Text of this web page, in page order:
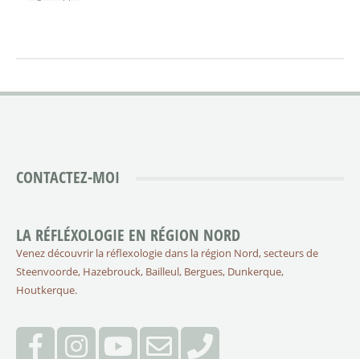
CONTACTEZ-MOI
LA RÉFLÉXOLOGIE EN RÉGION NORD
Venez découvrir la réflexologie dans la région Nord, secteurs de
Steenvoorde, Hazebrouck, Bailleul, Bergues, Dunkerque,
Houtkerque.